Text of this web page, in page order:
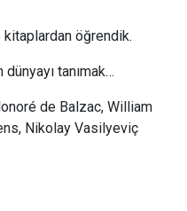
öğrendik.
tanımak…
de Balzac, William
Nikolay Vasilyeviç